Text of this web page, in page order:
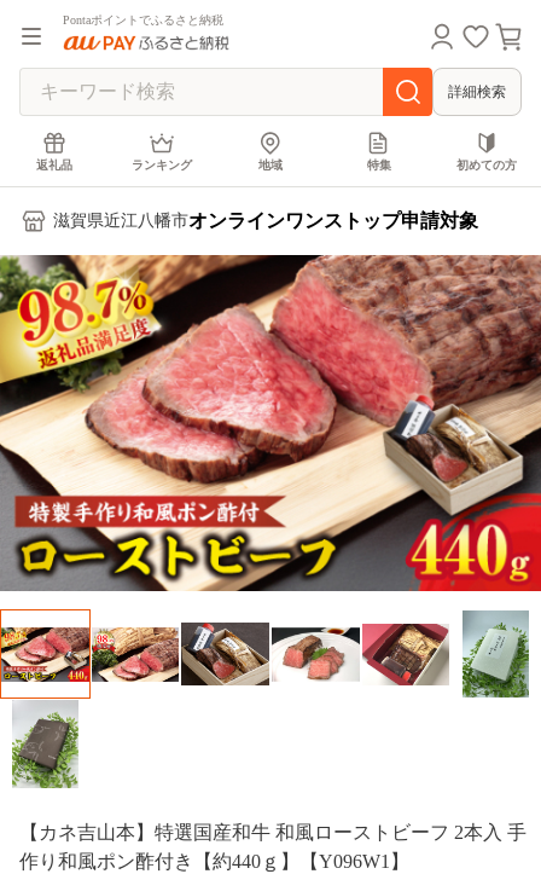
Pontaポイントでふるさと納税
詳細検索
返礼品 ランキング 地域 特集 初めての方
滋賀県近江八幡市オンラインワンストップ申請対象
【カネ吉山本】特選国産和牛 和風ローストビーフ 2本入 手
作り和風ポン酢付き【約440ｇ】【Y096W1】